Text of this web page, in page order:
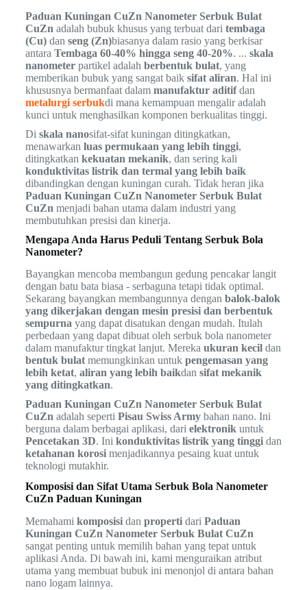
Paduan Kuningan CuZn Nanometer Serbuk Bulat
CuZn adalah bubuk khusus yang terbuat dari tembaga
(Cu)dan seng (Zn)biasanya dalam rasio yang berkisar
antara Tembaga 60-40% hingga seng 40-20%. ... skala
nanometerpartikel adalah berbentuk bulat, yang
memberikan bubuk yang sangat baik sifat aliran. Hal ini
khususnya bermanfaat dalam manufaktur aditifdan
metalurgi serbukdi mana kemampuan mengalir adalah
kunci untuk menghasilkan komponen berkualitas tinggi.
Di skala nanosifat-sifat kuningan ditingkatkan,
menawarkan luas permukaan yang lebih tinggi,
ditingkatkan kekuatan mekanik, dan sering kali
konduktivitas listrik dan termal yang lebih baik
dibandingkan dengan kuningan curah. Tidak heran jika
Paduan Kuningan CuZn Nanometer Serbuk Bulat
CuZn menjadi bahan utama dalam industri yang
membutuhkan presisi dan kinerja.
Mengapa Anda Harus Peduli Tentang Serbuk Bola
Nanometer?
Bayangkan mencoba membangun gedung pencakar langit
dengan batu bata biasa - serbaguna tetapi tidak optimal.
Sekarang bayangkan membangunnya dengan balok-balok
yang dikerjakan dengan mesin presisi dan berbentuk
sempurna yang dapat disatukan dengan mudah. Itulah
perbedaan yang dapat dibuat oleh serbuk bola nanometer
dalam manufaktur tingkat lanjut. Mereka ukuran kecildan
bentuk bulatmemungkinkan untuk pengemasan yang
lebih ketat, aliran yang lebih baikdan sifat mekanik
yang ditingkatkan.
Paduan Kuningan CuZn Nanometer Serbuk Bulat
CuZn adalah seperti Pisau Swiss Armybahan nano. Ini
berguna dalam berbagai aplikasi, dari elektronikuntuk
Pencetakan 3D. Ini konduktivitas listrik yang tinggidan
ketahanan korosimenjadikannya pesaing kuat untuk
teknologi mutakhir.
Komposisi dan Sifat Utama Serbuk Bola Nanometer
CuZn Paduan Kuningan
Memahami komposisidan propertidari Paduan
Kuningan CuZn Nanometer Serbuk Bulat CuZn
sangat penting untuk memilih bahan yang tepat untuk
aplikasi Anda. Di bawah ini, kami menguraikan atribut
utama yang membuat bubuk ini menonjol di antara bahan
nano logam lainnya.